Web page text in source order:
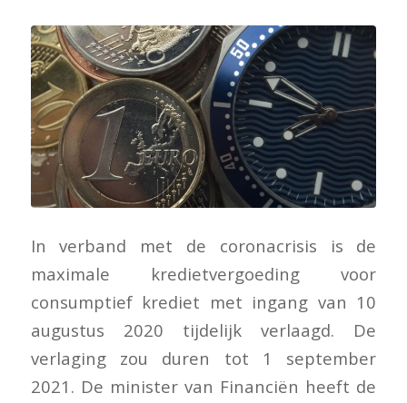
In verband met de coronacrisis is de
maximale kredietvergoeding voor
consumptief krediet met ingang van 10
augustus 2020 tijdelijk verlaagd. De
verlaging zou duren tot 1 september
2021. De minister van Financiën heeft de